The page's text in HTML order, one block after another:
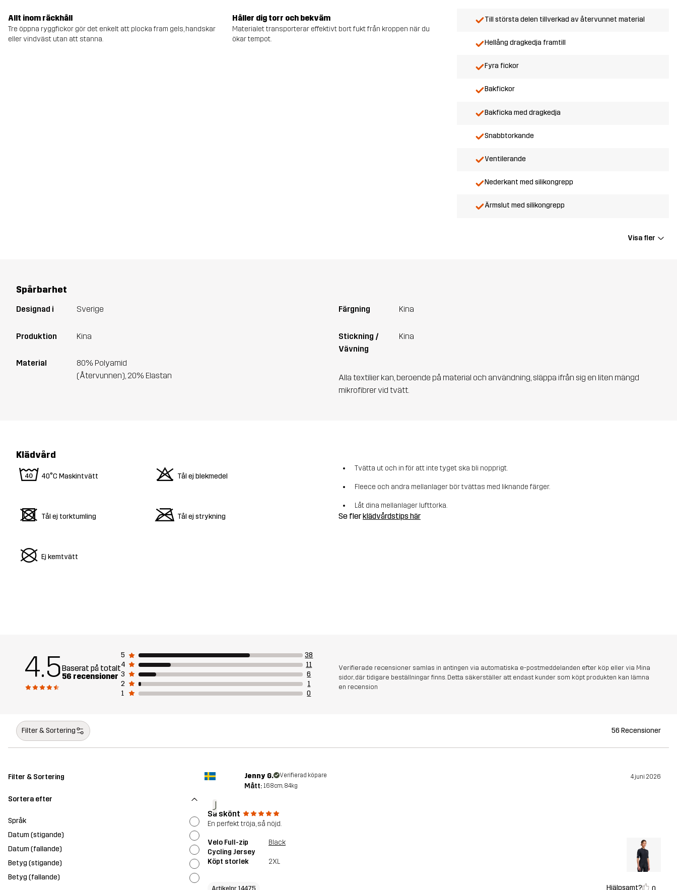
Allt inom räckhåll
Tre öppna ryggfickor gör det enkelt att plocka fram gels, handskar
eller vindväst utan att stanna.
Håller dig torr och bekväm
Materialet transporterar effektivt bort fukt från kroppen när du
ökar tempot.
Till största delen tillverkad av återvunnet material
Hellång dragkedja framtill
Fyra fickor
Bakfickor
Bakficka med dragkedja
Snabbtorkande
Ventilerande
Nederkant med silikongrepp
Ärmslut med silikongrepp
Visa fler
Spårbarhet
Designad i Sverige
Produktion Kina
Material
80% Polyamid
(Återvunnen), 20% Elastan
Färgning Kina
Stickning /
Vävning
Kina
Alla textilier kan, beroende på material och användning, släppa ifrån sig en liten mängd
mikrofibrer vid tvätt.
Klädvård
8 40°C Maskintvätt o Tål ej blekmedel
d Tål ej torktumling m Tål ej strykning
U Ej kemtvätt
Tvätta ut och in för att inte tyget ska bli nopprigt.
Fleece och andra mellanlager bör tvättas med liknande färger.
Låt dina mellanlager lufttorka.
Se flerklädvårdstips här
4.5Baserat på totalt
56 recensioner
5
38
4
11
3
6
2
1
1
0
Verifierade recensioner samlas in antingen via automatiska e-postmeddelanden efter köp eller via Mina
sidor, där tidigare beställningar finns. Detta säkerställer att endast kunder som köpt produkten kan lämna
en recension
Filter & Sortering 56 Recensioner
Filter & Sortering
Sortera efter
Språk
Datum (stigande)
Datum (fallande)
Betyg (stigande)
Betyg (fallande)
J
Jenny G. Verifierad köpare 4 juni 2026
Mått: 168cm, 84kg
Så skönt
En perfekt tröja, så nöjd.
Velo Full-zip
Cycling Jersey
Black
Köpt storlek 2XL
Artikelnr 14475 Hjälpsamt?